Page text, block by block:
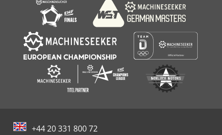
+44 20 331 800 72